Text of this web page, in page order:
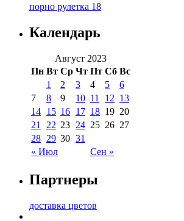
порно рулетка 18
Календарь
Август 2023
Пн Вт Ср Чт Пт Сб Вс
« Июл Сен »
1 2 3 4 5
6
7
8 9 10 11 12 13
14 15 16 17 18 19 20
21
22 23 24 25 26 27
28 29 30 31
Партнеры
доставка цветов